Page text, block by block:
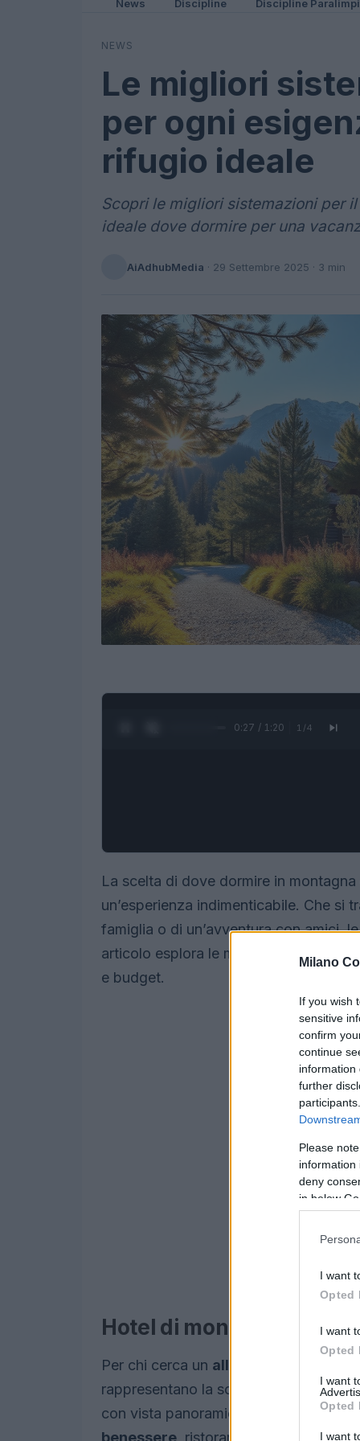
Milano
If you wish
sensitive
confirm
continue
information
further
Please
information
deny
in below
I want
Opted
I want
Opted
I want
Opted
I want
News Discipline Discipline
NEWS
Le migliori
per ogni
rifugio ideale
Scopri le migliori sistemazioni per
ideale dove dormire per una
AiAdhubMedia · 29 Settembre 2025 · 3 min
0:28 / 1:20 1 /4
La scelta di dove dormire in
un’esperienza indimenticabile. Che si
famiglia o di un’avventura con amici,
articolo esplora le migliori soluzioni di
e budget.
Hotel di montagna:
Per chi cerca un alloggio confortevole
rappresentano la scelta ideale.
con vista panoramica sulle vette